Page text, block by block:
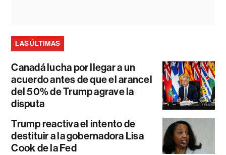
LAS ÚLTIMAS
Canadá lucha por llegar a un
acuerdo antes de que el arancel
del 50% de Trump agrave la
disputa
Trump reactiva el intento de
destituir a la gobernadora Lisa
Cook de la Fed